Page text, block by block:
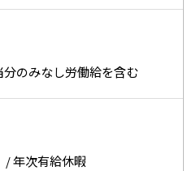
のみなし労働給を含む
/ 年次有給休暇